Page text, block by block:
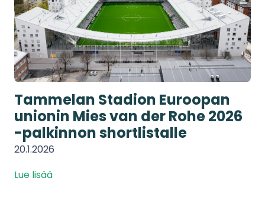
Tammelan Stadion Euroopan
unionin Mies van der Rohe 2026
-palkinnon shortlistalle
20.1.2026
Lue lisää